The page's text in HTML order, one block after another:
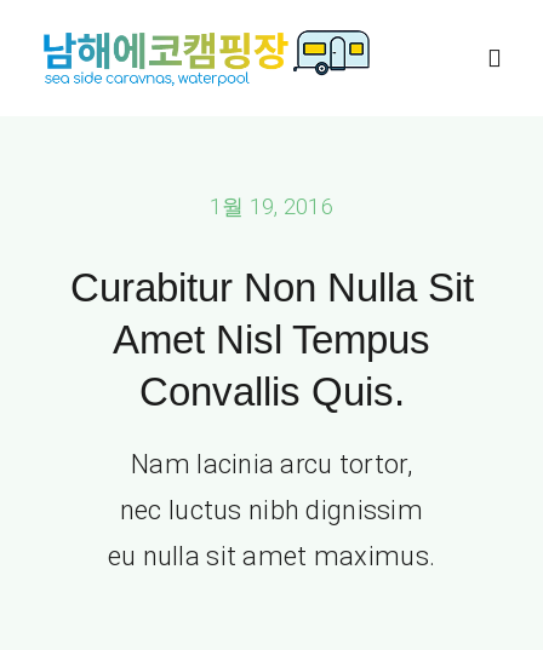
남해특산품
1월 19, 2016
Curabitur Non Nulla Sit
Amet Nisl Tempus
Convallis Quis.
Nam lacinia arcu tortor,
nec luctus nibh dignissim
eu nulla sit amet maximus.